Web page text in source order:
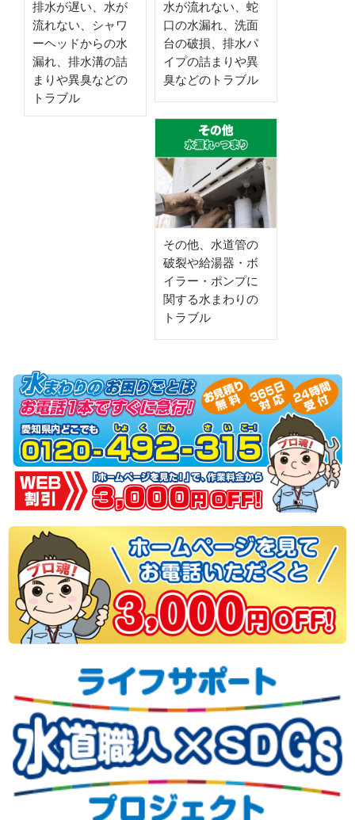
排水が遅い、水が
流れない、シャワ
ーヘッドからの水
漏れ、排水溝の詰
まりや異臭などの
トラブル
水が流れない、蛇
口の水漏れ、洗面
台の破損、排水パ
イプの詰まりや異
臭などのトラブル
その他、水道管の
破裂や給湯器・ボ
イラー・ポンプに
関する水まわりの
トラブル